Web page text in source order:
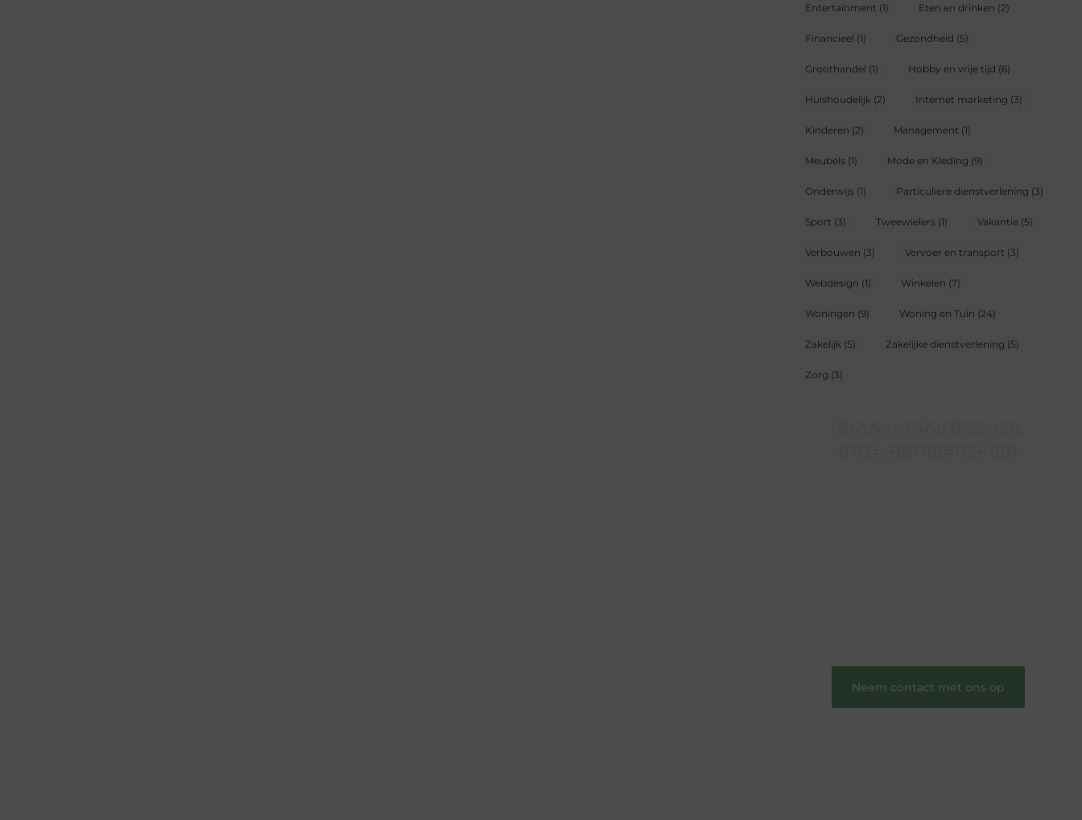
Entertainment (1) Eten en drinken (2)
Financieel (1) Gezondheid (5)
Groothandel (1) Hobby en vrije tijd (6)
Huishoudelijk (2) Internet marketing (3)
Kinderen (2) Management (1)
Meubels (1) Mode en Kleding (9)
Onderwijs (1) Particuliere dienstverlening (3)
Sport (3) Tweewielers (1) Vakantie (5)
Verbouwen (3) Vervoer en transport (3)
Webdesign (1) Winkelen (7)
Woningen (9) Woning en Tuin (24)
Zakelijk (5) Zakelijke dienstverlening (5)
Zorg (3)
Neem contact met ons op